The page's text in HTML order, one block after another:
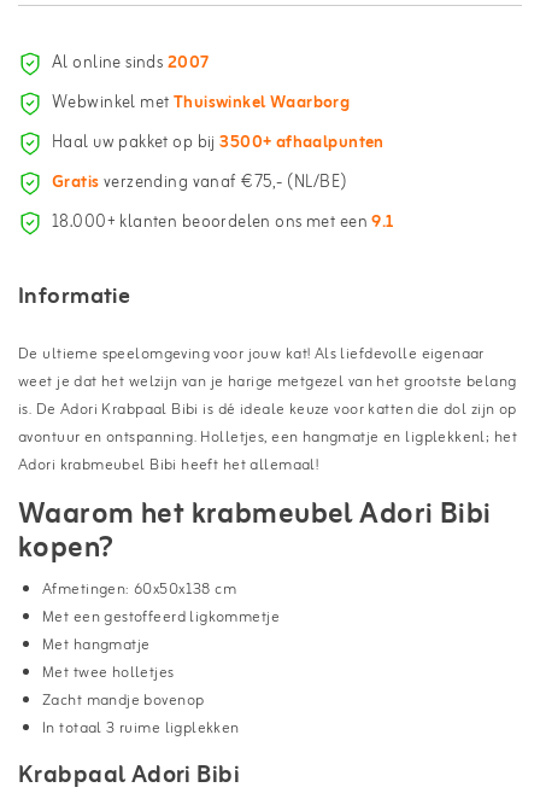
Al online sinds2007
Webwinkel metThuiswinkel Waarborg
Haal uw pakket op bij3500+ afhaalpunten
Gratisverzending vanaf €75,- (NL/BE)
18.000+ klanten beoordelen ons met een9.1
Informatie
De ultieme speelomgeving voor jouw kat! Als liefdevolle eigenaar
weet je dat het welzijn van je harige metgezel van het grootste belang
is. De Adori Krabpaal Bibi is dé ideale keuze voor katten die dol zijn op
avontuur en ontspanning. Holletjes, een hangmatje en ligplekkenl; het
Adori krabmeubel Bibi heeft het allemaal!
Waarom het krabmeubel Adori Bibi
kopen?
Afmetingen: 60x50x138 cm
Met een gestoffeerd ligkommetje
Met hangmatje
Met twee holletjes
Zacht mandje bovenop
In totaal 3 ruime ligplekken
Krabpaal Adori Bibi